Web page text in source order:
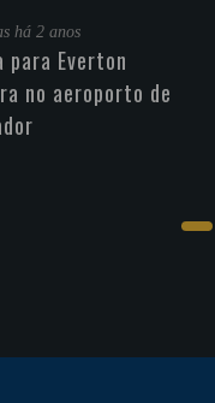
há 2 anos
para Everton
no aeroporto de